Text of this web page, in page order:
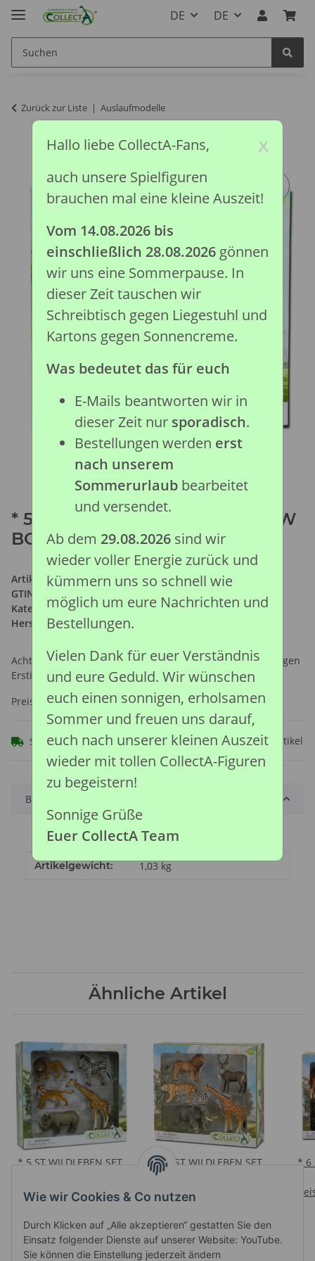
Wie wir Cookies & Co nutzen
Durch Klicken auf „Alle akzeptieren“ gestatten Sie den
Einsatz folgender Dienste auf unserer Website: YouTube.
Sie können die Einstellung jederzeit ändern
DE DE
Zurück zur Liste Auslaufmodelle
* 5 ST WILDLEBEN SET WINDOW
BOX
Artikelnummer:84108
GTIN:
4892900841083
Kategorie:Auslaufmodelle
Hersteller: Collecta Global Limited
Achtung: Nicht geeignet für Kinder unter 36 Monaten, wegen
Erstickungsgefahr durch verschluckbare Kleinteile.
Preise nach Anmeldung sichtbar
Sofort verfügbar Frage zum Artikel
Beschreibung
Produkteigenschaft
Wert
Artikelgewicht: 1,03 kg
Ähnliche Artikel
* 5 ST WILDLEBEN SET
Preise nach Anmeldung
* 5 ST WILDLEBEN SET
Preise nach Anmeldung
* 6
x
Hallo liebe CollectA-Fans,
auch unsere Spielfiguren
brauchen mal eine kleine Auszeit!
Vom 14.08.2026 bis
einschließlich 28.08.2026gönnen
wir uns eine Sommerpause. In
dieser Zeit tauschen wir
Schreibtisch gegen Liegestuhl und
Kartons gegen Sonnencreme.
Was bedeutet das für euch
E-Mails beantworten wir in
dieser Zeit nur sporadisch.
Bestellungen werden erst
nach unserem
Sommerurlaubbearbeitet
und versendet.
Ab dem 29.08.2026sind wir
wieder voller Energie zurück und
kümmern uns so schnell wie
möglich um eure Nachrichten und
Bestellungen.
Vielen Dank für euer Verständnis
und eure Geduld. Wir wünschen
euch einen sonnigen, erholsamen
Sommer und freuen uns darauf,
euch nach unserer kleinen Auszeit
wieder mit tollen CollectA-Figuren
zu begeistern!
Sonnige Grüße
Euer CollectA Team